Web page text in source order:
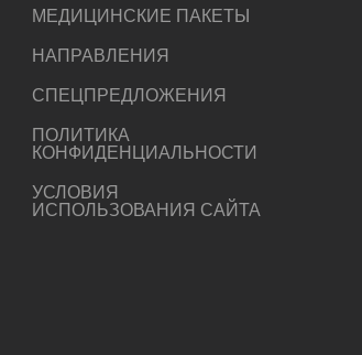
МЕДИЦИНСКИЕ ПАКЕТЫ
НАПРАВЛЕНИЯ
СПЕЦПРЕДЛОЖЕНИЯ
ПОЛИТИКА
КОНФИДЕНЦИАЛЬНОСТИ
УСЛОВИЯ
ИСПОЛЬЗОВАНИЯ САЙТА